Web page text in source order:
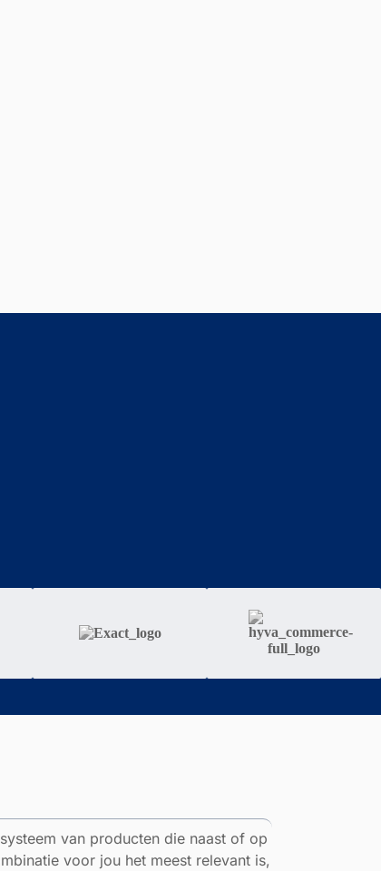
van producten die naast of op
voor jou het meest relevant is,